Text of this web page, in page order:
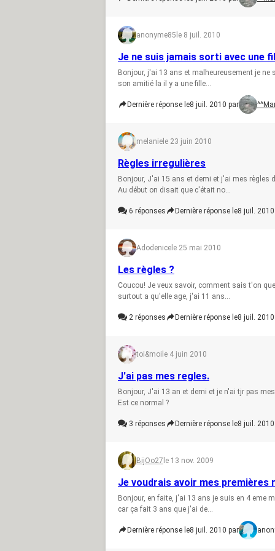
anonyme85 le 8 juil. 2010
Je ne suis jamais sorti avec une
Bonjour, j'ai 13 ans et malheureusement je
son amitié la il y a une fille...
Dernière réponse le8 juil. 2010 par
melanie le 23 juin 2010
Règles irregulières
Bonjour, J'ai 15 ans et demi et j'ai mes
Au début on disait que c'était no...
6 réponses Dernière réponse le8 juil.
Adodenice le 25 mai 2010
Les règles ?
Coucou! Je veux savoir, comment sais t'on
surtout a qu'elle age, j'ai 11 ans...
2 réponses Dernière réponse le8 juil.
toi&moi le 4 juin 2010
J'ai pas mes regles.
Bonjour, J'ai 13 an et demi et je n'ai tjr pas
Est ce normal ?
3 réponses Dernière réponse le8 juil.
BijOo27 le 13 nov. 2009
Je voudrais avoir mes premières
Bonjour, en faite, j'ai 13 ans je suis en 4 eme
car ça fait 3 ans que j'ai de...
Dernière réponse le8 juil. 2010 par